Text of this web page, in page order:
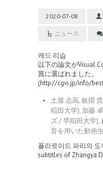
2020-07-08
ニュース
캐드 리습
以下の論文がVisual
賞に選ばれました。
(http://cgvi.jp/info/
土屋 志高, 板摺
稲田大学), 加藤
ズ / 早稲田大学),
音を用いた動画
폴라로이드 파리의 도
subtitles of Zhangya